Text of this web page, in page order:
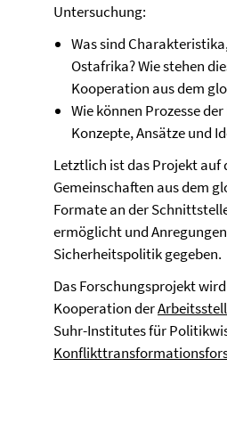
Untersuchung:
Was sind
Ostafrika? Wie stehen
Kooperation aus dem
Wie können Prozesse
Konzepte, Ansätze und
Letztlich ist das Projekt auf
Gemeinschaften aus dem
Formate an der
ermöglicht und
Sicherheitspolitik gegeben.
Das Forschungsprojekt
Kooperation der
Suhr-Institutes für